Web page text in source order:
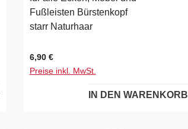
Anschluss an
ZentralstaubsaugersystemKI/Navigati
AndroidSprachsteuerungAmazon,
Konnektivität✓Aufladen und
Fußleisten Bürstenkopf
starr Naturhaar
Regulärer Preis:
6,90 €
Preise inkl. MwSt.
IN DEN WARENKORB